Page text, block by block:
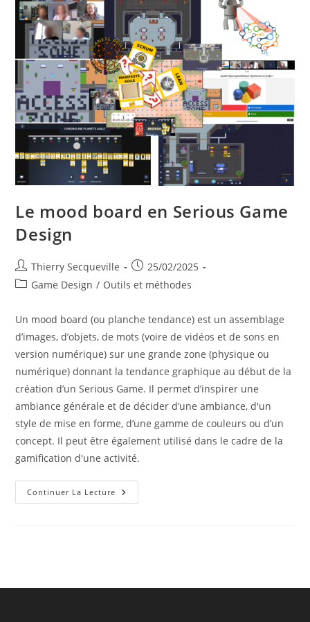
Le mood board en Serious Game
Design
Auteur/autrice
de
Thierry Secqueville
Publication
publiée :
25/02/2025
PostGame Design / Outils et méthodes
Un mood board (ou planche tendance) est un assemblage
d’images, d’objets, de mots (voire de vidéos et de sons en
version numérique) sur une grande zone (physique ou
numérique) donnant la tendance graphique au début de la
création d’un Serious Game. Il permet d’inspirer une
ambiance générale et de décider d’une ambiance, d'un
style de mise en forme, d’une gamme de couleurs ou d’un
concept. Il peut être également utilisé dans le cadre de la
gamification d'une activité.
Continuer La Lecture Le
Mood